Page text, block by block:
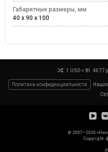
Габаритные размеры, мм
40 x 90 x 100
1 USD = 81.4077
Политика конфиденциальности
© 2007—2026
Copyright: